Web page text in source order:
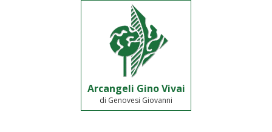
Arcangeli Gino Vivai
di Genovesi Giovanni